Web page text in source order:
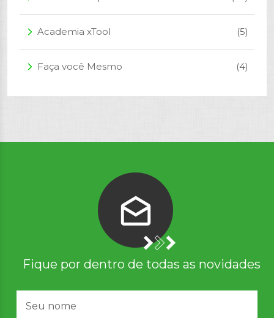
arrow_forward_ios Academia xTool (5)
arrow_forward_ios Faça você Mesmo (4)
Fique por dentro de todas as novidades